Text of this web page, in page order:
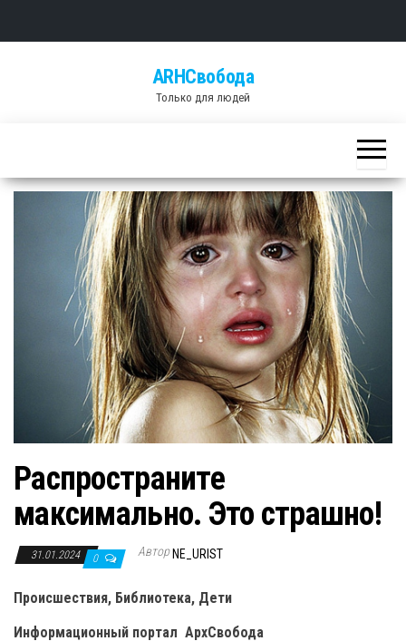
ARHСвобода
Только для людей
Распространите
максимально. Это страшно!
31.01.2024 0 Автор NE_URIST
Происшествия, Библиотека, Дети
Информационный портал АрхСвобода